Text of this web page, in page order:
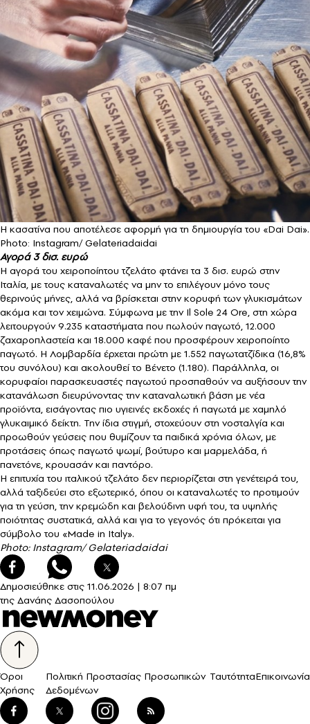
Η κασατίνα που αποτέλεσε αφορμή για τη δημιουργία του «Dai Dai».
Photo: Instagram/ Gelateriadaidai
Αγορά 3 δισ. ευρώ
Η αγορά του χειροποίητου τζελάτο φτάνει τα 3 δισ. ευρώ στην
Ιταλία, με τους καταναλωτές να μην το επιλέγουν μόνο τους
θερινούς μήνες, αλλά να βρίσκεται στην κορυφή των γλυκισμάτων
ακόμα και τον χειμώνα. Σύμφωνα με την Il Sole 24 Ore, στη χώρα
λειτουργούν 9.235 καταστήματα που πωλούν παγωτό, 12.000
ζαχαροπλαστεία και 18.000 καφέ που προσφέρουν χειροποίητο
παγωτό. Η Λομβαρδία έρχεται πρώτη με 1.552 παγωτατζίδικα (16,8%
του συνόλου) και ακολουθεί το Βένετο (1.180). Παράλληλα, οι
κορυφαίοι παρασκευαστές παγωτού προσπαθούν να αυξήσουν την
κατανάλωση διευρύνοντας την καταναλωτική βάση με νέα
προϊόντα, εισάγοντας πιο υγιεινές εκδοχές ή παγωτά με χαμηλό
γλυκαιμικό δείκτη. Την ίδια στιγμή, στοχεύουν στη νοσταλγία και
προωθούν γεύσεις που θυμίζουν τα παιδικά χρόνια όλων, με
προτάσεις όπως παγωτό ψωμί, βούτυρο και μαρμελάδα, ή
πανετόνε, κρουασάν και παντόρο.
Η επιτυχία του ιταλικού τζελάτο δεν περιορίζεται στη γενέτειρά του,
αλλά ταξιδεύει στο εξωτερικό, όπου οι καταναλωτές το προτιμούν
για τη γεύση, την κρεμώδη και βελούδινη υφή του, τα υψηλής
ποιότητας συστατικά, αλλά και για το γεγονός ότι πρόκειται για
σύμβολο του «Made in Italy».
Photo: Instagram/ Gelateriadaidai
Δημοσιεύθηκε στις 11.06.2026 | 8:07 πμ
της Δανάης Δασοπούλου
Όροι
Χρήσης
Πολιτική Προστασίας Προσωπικών
Δεδομένων
ΤαυτότηταΕπικοινωνία